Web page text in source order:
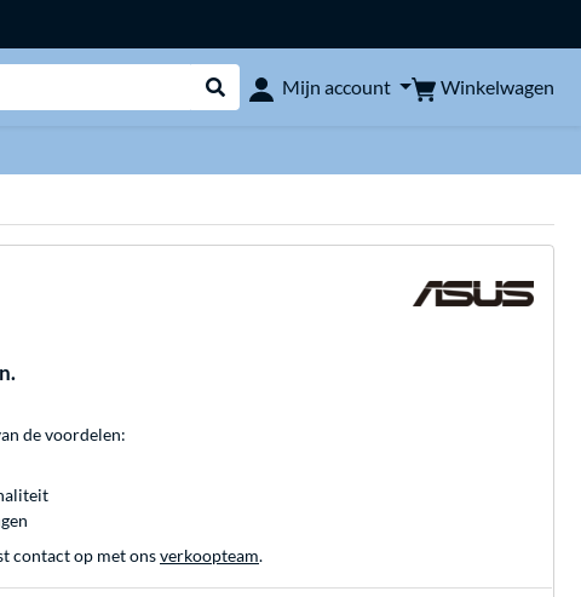
Webshop doorzoeken
Mijn account Winkelwagen
de voordelen:
contact op met onsverkoopteam.